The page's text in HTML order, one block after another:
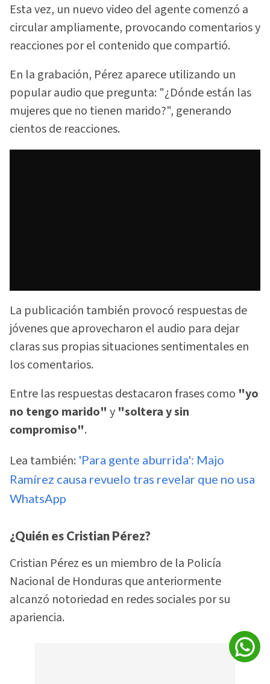
Esta vez, un nuevo video del agente comenzó a
circular ampliamente, provocando comentarios y
reacciones por el contenido que compartió.
En la grabación, Pérez aparece utilizando un
popular audio que pregunta: "¿Dónde están las
mujeres que no tienen marido?", generando
cientos de reacciones.
La publicación también provocó respuestas de
jóvenes que aprovecharon el audio para dejar
claras sus propias situaciones sentimentales en
los comentarios.
Entre las respuestas destacaron frases como "yo
no tengo marido" y "soltera y sin
compromiso".
Lea también: 'Para gente aburrida': Majo
Ramírez causa revuelo tras revelar que no usa
WhatsApp
¿Quién es Cristian Pérez?
Cristian Pérez es un miembro de la Policía
Nacional de Honduras que anteriormente
alcanzó notoriedad en redes sociales por su
apariencia.